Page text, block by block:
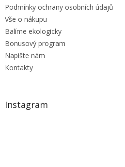
Podmínky ochrany osobních údajů
Vše o nákupu
Balíme ekologicky
Bonusový program
Napište nám
Kontakty
Instagram